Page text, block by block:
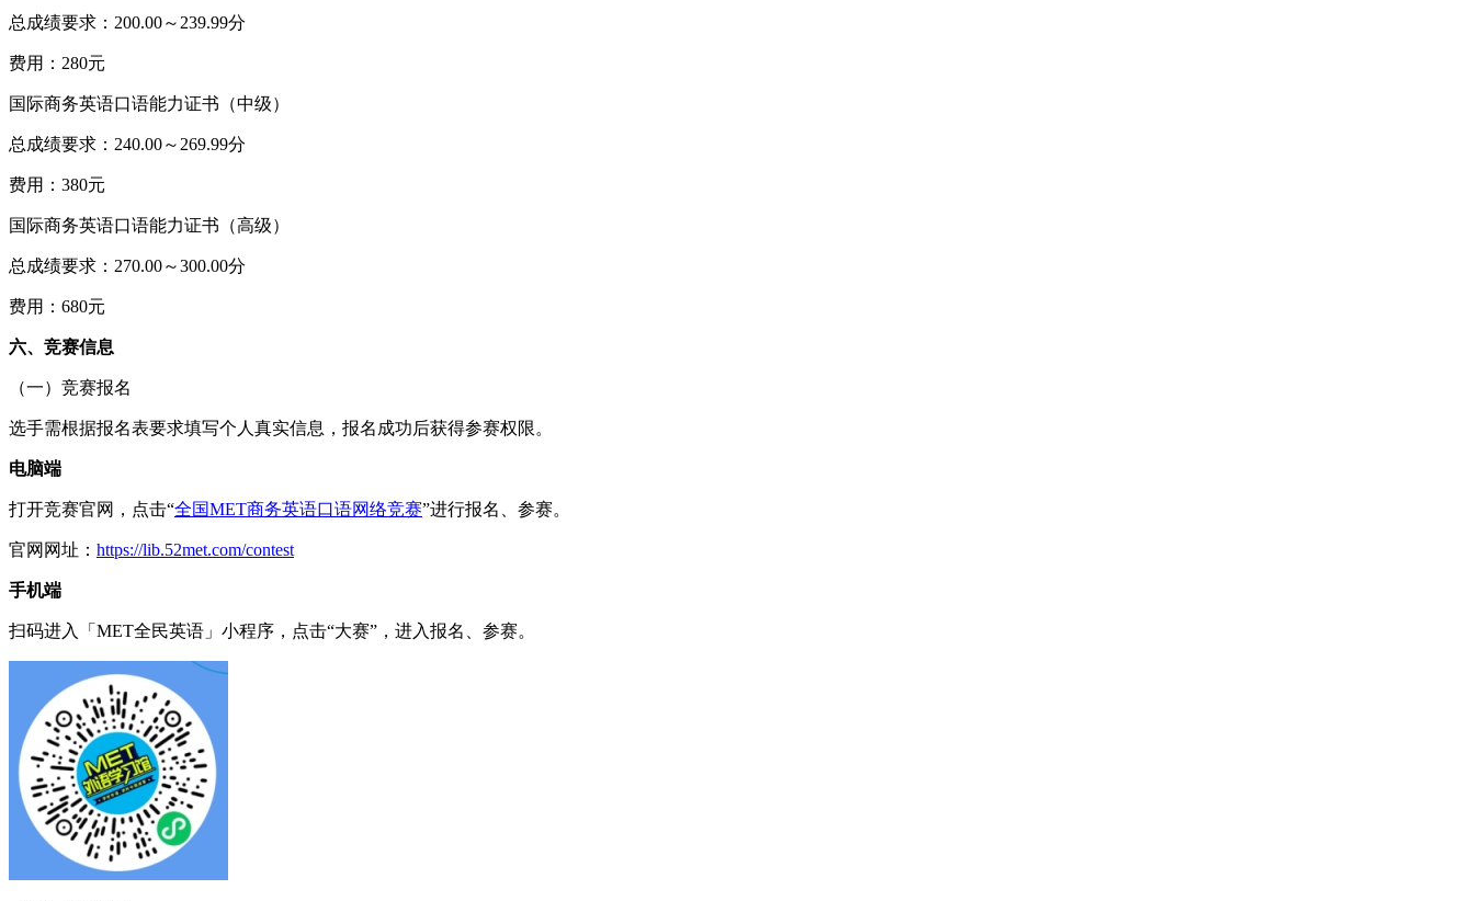
总成绩要求：200.00～239.99分
费用：280元
国际商务英语口语能力证书（中级）
总成绩要求：240.00～269.99分
费用：380元
国际商务英语口语能力证书（高级）
总成绩要求：270.00～300.00分
费用：680元
六、竞赛信息
（一）竞赛报名
选手需根据报名表要求填写个人真实信息，报名成功后获得参赛权限。
电脑端
打开竞赛官网，点击“全国MET商务英语口语网络竞赛”进行报名、参赛。
官网网址： https://lib.52met.com/contest
手机端
扫码进入「MET全民英语」小程序，点击“大赛”，进入报名、参赛。